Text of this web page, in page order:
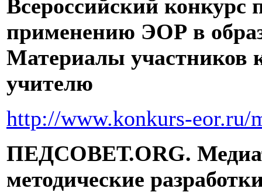
Всероссийский конкурс
применению ЭОР в
Материалы участников
учителю
http://www.konkurs-eor.ru/
ПЕДСОВЕТ.ORG.
методические